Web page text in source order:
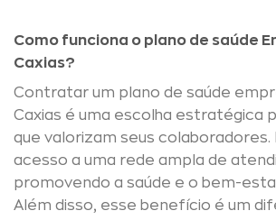
Como funciona o plano de saúde
Caxias?
Contratar um plano de saúde
Caxias é uma escolha estratégica
que valorizam seus colaboradores.
acesso a uma rede ampla de
promovendo a saúde e o bem-
Além disso, esse benefício é um